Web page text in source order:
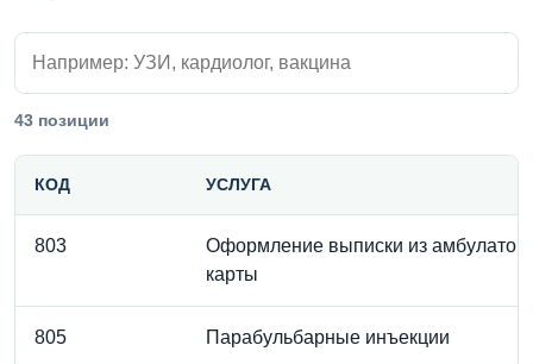
Поиск внутри прайса
43 позиции
КОД УСЛУГА
803
Оформление выписки из
карты
805 Парабульбарные инъекции